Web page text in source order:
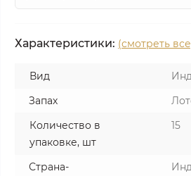
Характеристики: (смотреть
Вид
Запах
Количество в
упаковке, шт
15
Страна-